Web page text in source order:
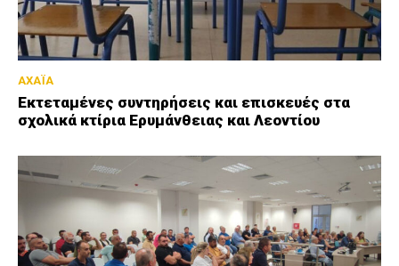
ΑΧΑΪΑ
Εκτεταμένες συντηρήσεις και επισκευές στα
σχολικά κτίρια Ερυμάνθειας και Λεοντίου